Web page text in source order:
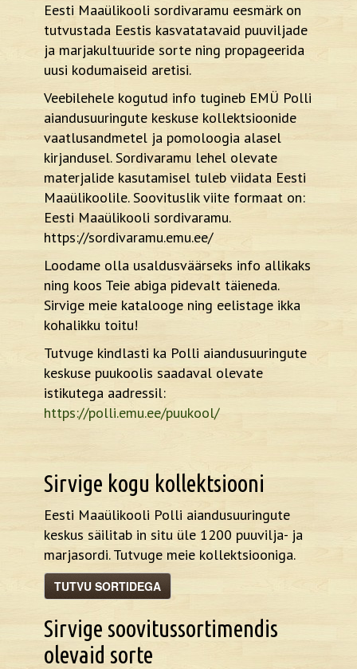
Eesti Maaülikooli sordivaramu eesmärk on
tutvustada Eestis kasvatatavaid puuviljade
ja marjakultuuride sorte ning propageerida
uusi kodumaiseid aretisi.
Veebilehele kogutud info tugineb EMÜ Polli
aiandusuuringute keskuse kollektsioonide
vaatlusandmetel ja pomoloogia alasel
kirjandusel. Sordivaramu lehel olevate
materjalide kasutamisel tuleb viidata Eesti
Maaülikoolile. Soovituslik viite formaat on:
Eesti Maaülikooli sordivaramu.
https://sordivaramu.emu.ee/
Loodame olla usaldusväärseks info allikaks
ning koos Teie abiga pidevalt täieneda.
Sirvige meie katalooge ning eelistage ikka
kohalikku toitu!
Tutvuge kindlasti ka Polli aiandusuuringute
keskuse puukoolis saadaval olevate
istikutega aadressil:
https://polli.emu.ee/puukool/
Sirvige kogu kollektsiooni
Eesti Maaülikooli Polli aiandusuuringute
keskus säilitab in situ üle 1200 puuvilja- ja
marjasordi. Tutvuge meie kollektsiooniga.
TUTVU SORTIDEGA
Sirvige soovitussortimendis
olevaid sorte